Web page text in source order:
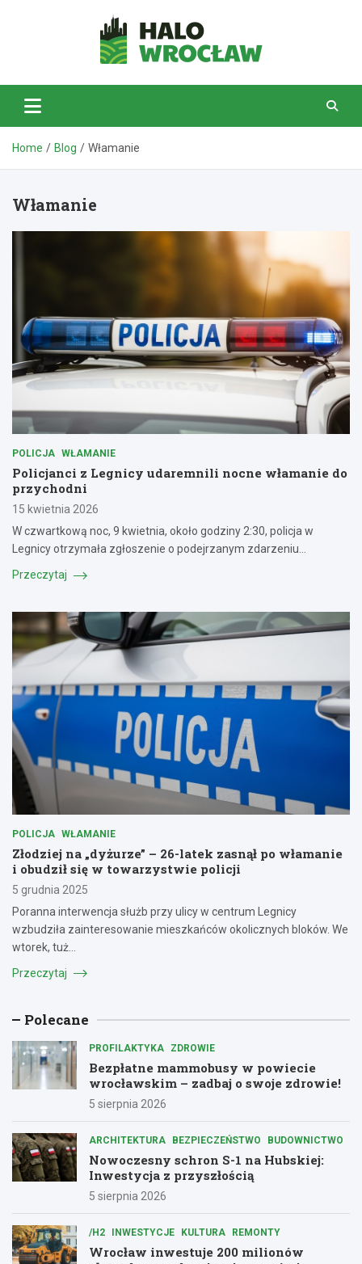
HaloWrocław.pl
Home Blog Włamanie
Włamanie
POLICJA WŁAMANIE
Policjanci z Legnicy udaremnili nocne włamanie do
przychodni
15 kwietnia 2026
W czwartkową noc, 9 kwietnia, około godziny 2:30, policja w
Legnicy otrzymała zgłoszenie o podejrzanym zdarzeniu…
Przeczytaj
POLICJA WŁAMANIE
Złodziej na „dyżurze” – 26-latek zasnął po włamanie
i obudził się w towarzystwie policji
5 grudnia 2025
Poranna interwencja służb przy ulicy w centrum Legnicy
wzbudziła zainteresowanie mieszkańców okolicznych bloków. We
wtorek, tuż…
Przeczytaj
Polecane
PROFILAKTYKA ZDROWIE
Bezpłatne mammobusy w powiecie
wrocławskim – zadbaj o swoje zdrowie!
5 sierpnia 2026
ARCHITEKTURA BEZPIECZEŃSTWO BUDOWNICTWO
Nowoczesny schron S-1 na Hubskiej:
Inwestycja z przyszłością
5 sierpnia 2026
/H2 INWESTYCJE KULTURA REMONTY
Wrocław inwestuje 200 milionów